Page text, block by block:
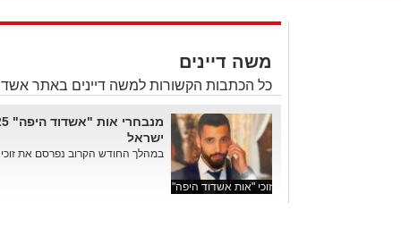
משה דיינים
כל הכתבות הקשורות למשה דיינים באתר
זוכי "אות אשדוד היפה"
ישראל
במהלך החודש הקרוב נפרסם את זוכי אות